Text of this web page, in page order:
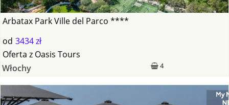
Arbatax Park Ville del Parco ****
od 3434 zł
4
Oferta z Oasis Tours
Włochy